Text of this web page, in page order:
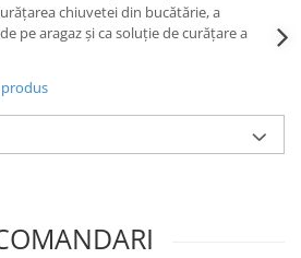
chiuvetei din bucătărie, a
pe aragaz și ca soluție de curățare a